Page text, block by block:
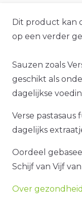
Dit product kan
op een verder
Sauzen zoals
geschikt als
dagelijkse
Verse pastasaus
dagelijks
Oordeel
Schijf van Vijf
Over